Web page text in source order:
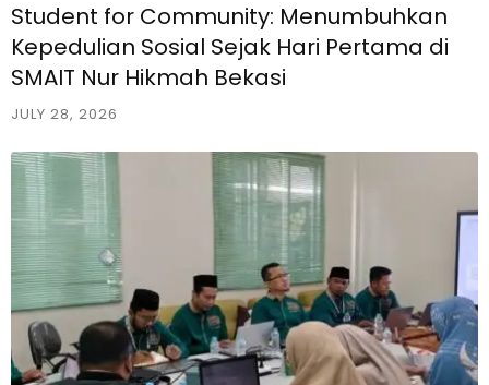
Student for Community: Menumbuhkan
Kepedulian Sosial Sejak Hari Pertama di
SMAIT Nur Hikmah Bekasi
JULY 28, 2026